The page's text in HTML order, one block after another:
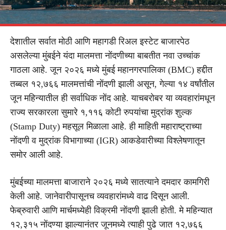
देशातील सर्वात मोठी आणि महागडी रिअल इस्टेट बाजारपेठ
असलेल्या मुंबईने यंदा मालमत्ता नोंदणीच्या बाबतीत नवा उच्चांक
गाठला आहे. जून २०२६ मध्ये मुंबई महानगरपालिका (BMC) हद्दीत
तब्बल १२,७६६ मालमत्तांची नोंदणी झाली असून, गेल्या १४ वर्षांतील
जून महिन्यातील ही सर्वाधिक नोंद आहे. याचबरोबर या व्यवहारांमधून
राज्य सरकारला सुमारे १,११६ कोटी रुपयांचा मुद्रांक शुल्क
(Stamp Duty) महसूल मिळाला आहे. ही माहिती महाराष्ट्राच्या
नोंदणी व मुद्रांक विभागाच्या (IGR) आकडेवारीच्या विश्लेषणातून
समोर आली आहे.
मुंबईच्या मालमत्ता बाजाराने २०२६ मध्ये सातत्याने दमदार कामगिरी
केली आहे. जानेवारीपासूनच व्यवहारांमध्ये वाढ दिसून आली.
फेब्रुवारी आणि मार्चमध्येही विक्रमी नोंदणी झाली होती. मे महिन्यात
१२,३१५ नोंदण्या झाल्यानंतर जूनमध्ये त्याही पुढे जात १२,७६६